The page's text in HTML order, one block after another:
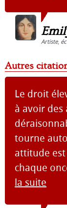
Artiste,
Autres
Le droit
à avoir
tourne
attitude est
chaque
la suite